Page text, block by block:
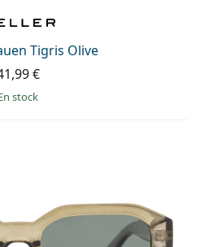
Tigris Olive
€
en stock